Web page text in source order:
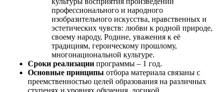
профессионального и народного
изобразительного искусства, нравственных и
эстетических чувств: любви к родной природе,
своему народу, Родине, уважения к её
традициям, героическому прошлому,
многонациональной культуре.
Сроки реализации программы – 1 год.
Основные принципы отбора материала связаны с
преемственностью целей образования на различных